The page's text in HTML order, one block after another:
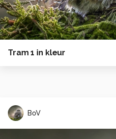
Tram 1 in kleur
BoV